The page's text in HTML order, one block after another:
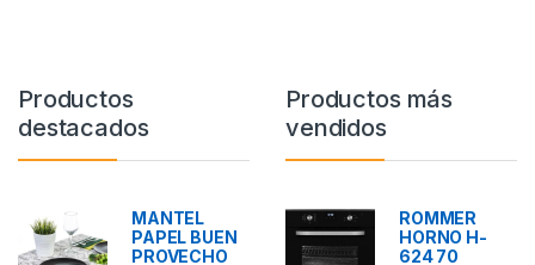
Productos
destacados
MANTEL
PAPEL BUEN
PROVECHO
Productos más
vendidos
ROMMER
HORNO H-
624 70